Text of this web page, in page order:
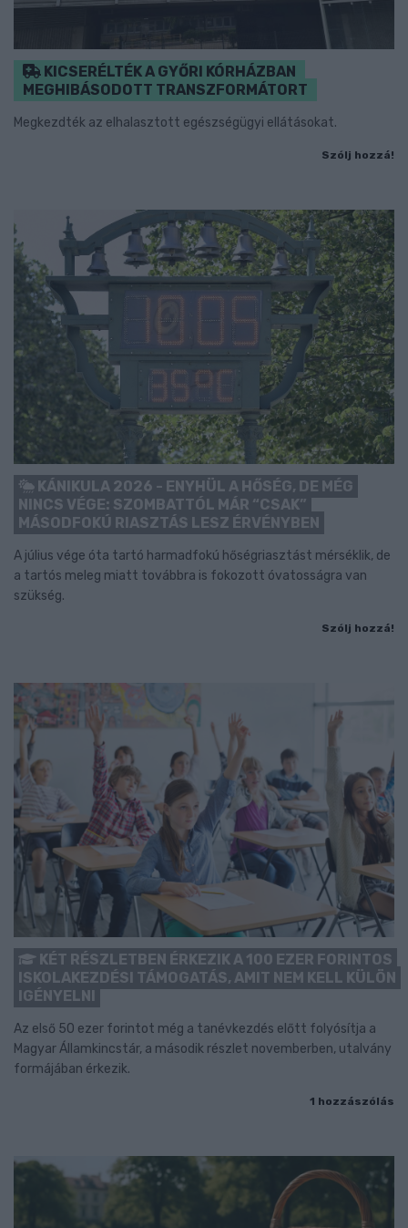
KICSERÉLTÉK A GYŐRI KÓRHÁZBAN
MEGHIBÁSODOTT TRANSZFORMÁTORT
Megkezdték az elhalasztott egészségügyi ellátásokat.
Szólj hozzá!
KÁNIKULA 2026 - ENYHÜL A HŐSÉG, DE MÉG
NINCS VÉGE: SZOMBATTÓL MÁR “CSAK”
MÁSODFOKÚ RIASZTÁS LESZ ÉRVÉNYBEN
A július vége óta tartó harmadfokú hőségriasztást mérséklik, de
a tartós meleg miatt továbbra is fokozott óvatosságra van
szükség.
Szólj hozzá!
KÉT RÉSZLETBEN ÉRKEZIK A 100 EZER FORINTOS
ISKOLAKEZDÉSI TÁMOGATÁS, AMIT NEM KELL KÜLÖN
IGÉNYELNI
Az első 50 ezer forintot még a tanévkezdés előtt folyósítja a
Magyar Államkincstár, a második részlet novemberben, utalvány
formájában érkezik.
1 hozzászólás